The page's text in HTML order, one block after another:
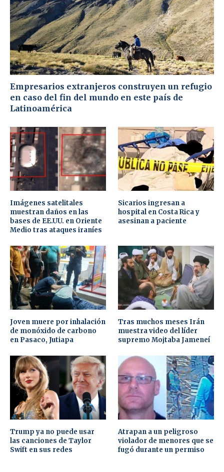
Empresarios extranjeros construyen un refugio
en caso del fin del mundo en este país de
Latinoamérica
Imágenes satelitales
muestran daños en las
bases de EE.UU. en Oriente
Medio tras ataques iraníes
Sicarios ingresan a
hospital en Costa Rica y
asesinan a paciente
Joven muere por inhalación
de monóxido de carbono
en Pasaco, Jutiapa
Tras muchos meses Irán
muestra video del líder
supremo Mojtaba Jameneí
Trump ya no puede usar
las canciones de Taylor
Swift en sus redes
Atrapan a un peligroso
violador de menores que se
fugó durante un permiso